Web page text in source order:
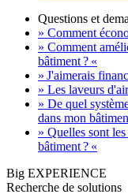
Questions et
» Comment
» Comment
bâtiment ? «
» J'aimerais
» Les laveurs
» De quel
dans mon
» Quelles sont
bâtiment ? «
Big EXPERIENCE
Recherche de solutions